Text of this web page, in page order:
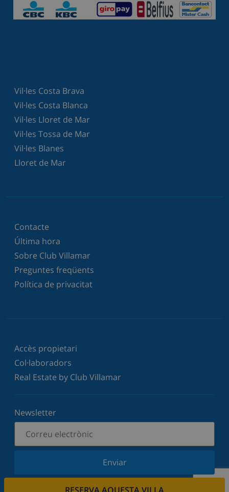
Vil·les Costa Brava
Vil·les Costa Blanca
Vil·les Lloret de Mar
Vil·les Tossa de Mar
Vil·les Blanes
Lloret de Mar
Contacte
Última hora
Sobre Club Villamar
Preguntes freqüents
Política de privacitat
Accès propietari
Col·laboradors
Real Estate by Club Villamar
Newsletter
Enviar
Subscriu-vos al nostre butlletí i estigues informat